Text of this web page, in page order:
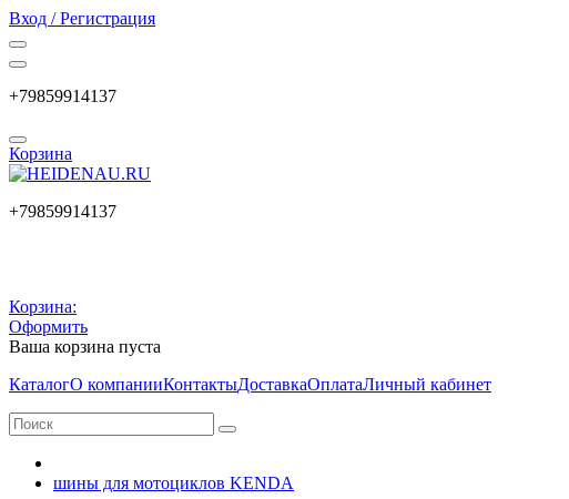
Вход / Регистрация
+79859914137
Корзина
+79859914137
Корзина:
Оформить
Ваша корзина пуста
КаталогО компанииКонтактыДоставкаОплатаЛичный кабинет
шины для мотоциклов KENDA